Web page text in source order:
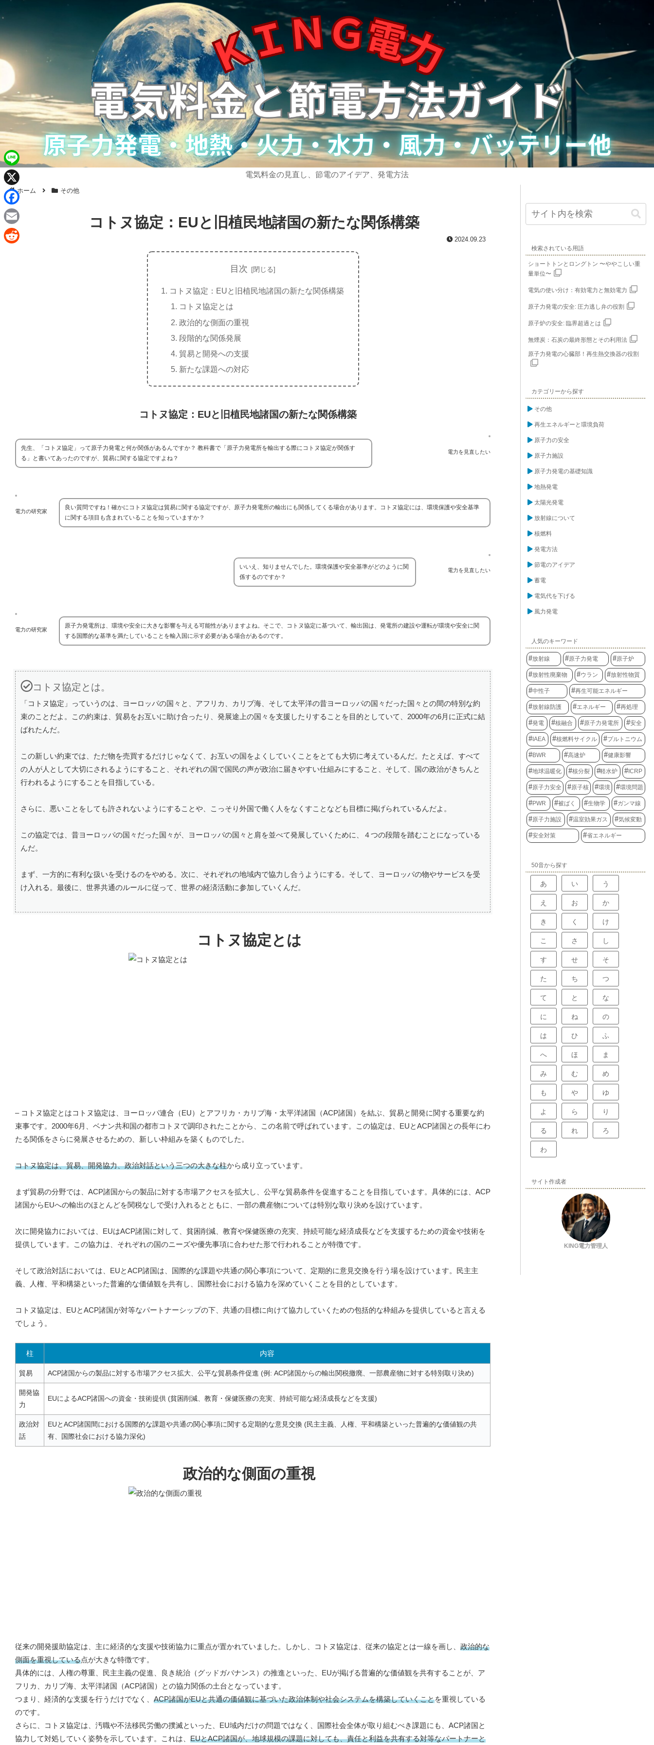
電気料金の見直し、節電のアイデア、発電方法
ホーム その他
コトヌ協定：EUと旧植民地諸国の新たな関係構築
2024.09.23
目次
コトヌ協定：EUと旧植民地諸国の新たな関係構築
コトヌ協定とは
政治的な側面の重視
段階的な関係発展
貿易と開発への支援
新たな課題への対応
コトヌ協定：EUと旧植民地諸国の新たな関係構築
電力を見直したい
先生、「コトヌ協定」って原子力発電と何か関係があるんですか？ 教科書で「原子力発電所を輸出する際にコトヌ協定が関係す
る」と書いてあったのですが、貿易に関する協定ですよね？
電力の研究家
良い質問ですね！確かにコトヌ協定は貿易に関する協定ですが、原子力発電所の輸出にも関係してくる場合があります。コトヌ協定には、環境保護や安全基準
に関する項目も含まれていることを知っていますか？
電力を見直したい
いいえ、知りませんでした。環境保護や安全基準がどのように関
係するのですか？
電力の研究家
原子力発電所は、環境や安全に大きな影響を与える可能性がありますよね。そこで、コトヌ協定に基づいて、輸出国は、発電所の建設や運転が環境や安全に関
する国際的な基準を満たしていることを輸入国に示す必要がある場合があるのです。
コトヌ協定とは。
「コトヌ協定」っていうのは、ヨーロッパの国々と、アフリカ、カリブ海、そして太平洋の昔ヨーロッパの国々だった国々との間の特別な約
束のことだよ。この約束は、貿易をお互いに助け合ったり、発展途上の国々を支援したりすることを目的としていて、2000年の6月に正式に結
ばれたんだ。
この新しい約束では、ただ物を売買するだけじゃなくて、お互いの国をよくしていくことをとても大切に考えているんだ。たとえば、すべて
の人が人として大切にされるようにすること、それぞれの国で国民の声が政治に届きやすい仕組みにすること、そして、国の政治がきちんと
行われるようにすることを目指している。
さらに、悪いことをしても許されないようにすることや、こっそり外国で働く人をなくすことなども目標に掲げられているんだよ。
この協定では、昔ヨーロッパの国々だった国々が、ヨーロッパの国々と肩を並べて発展していくために、４つの段階を踏むことになっている
んだ。
まず、一方的に有利な扱いを受けるのをやめる。次に、それぞれの地域内で協力し合うようにする。そして、ヨーロッパの物やサービスを受
け入れる。最後に、世界共通のルールに従って、世界の経済活動に参加していくんだ。
コトヌ協定とは
– コトヌ協定とはコトヌ協定は、ヨーロッパ連合（EU）とアフリカ・カリブ海・太平洋諸国（ACP諸国）を結ぶ、貿易と開発に関する重要な約
束事です。2000年6月、ベナン共和国の都市コトヌで調印されたことから、この名前で呼ばれています。この協定は、EUとACP諸国との長年にわ
たる関係をさらに発展させるための、新しい枠組みを築くものでした。
コトヌ協定は、貿易、開発協力、政治対話という三つの大きな柱から成り立っています。
まず貿易の分野では、ACP諸国からの製品に対する市場アクセスを拡大し、公平な貿易条件を促進することを目指しています。具体的には、ACP
諸国からEUへの輸出のほとんどを関税なしで受け入れるとともに、一部の農産物については特別な取り決めを設けています。
次に開発協力においては、EUはACP諸国に対して、貧困削減、教育や保健医療の充実、持続可能な経済成長などを支援するための資金や技術を
提供しています。この協力は、それぞれの国のニーズや優先事項に合わせた形で行われることが特徴です。
そして政治対話においては、EUとACP諸国は、国際的な課題や共通の関心事項について、定期的に意見交換を行う場を設けています。民主主
義、人権、平和構築といった普遍的な価値観を共有し、国際社会における協力を深めていくことを目的としています。
コトヌ協定は、EUとACP諸国が対等なパートナーシップの下、共通の目標に向けて協力していくための包括的な枠組みを提供していると言える
でしょう。
柱 内容
貿易 ACP諸国からの製品に対する市場アクセス拡大、公平な貿易条件促進 (例: ACP諸国からの輸出関税撤廃、一部農産物に対する特別取り決め)
開発協
力
EUによるACP諸国への資金・技術提供 (貧困削減、教育・保健医療の充実、持続可能な経済成長などを支援)
政治対
話
EUとACP諸国間における国際的な課題や共通の関心事項に関する定期的な意見交換 (民主主義、人権、平和構築といった普遍的な価値観の共
有、国際社会における協力深化)
政治的な側面の重視
従来の開発援助協定は、主に経済的な支援や技術協力に重点が置かれていました。しかし、コトヌ協定は、従来の協定とは一線を画し、 政治的な
側面を重視している点が大きな特徴です。
具体的には、人権の尊重、民主主義の促進、良き統治（グッドガバナンス）の推進といった、EUが掲げる普遍的な価値観を共有することが、ア
フリカ、カリブ海、太平洋諸国（ACP諸国）との協力関係の土台となっています。
つまり、経済的な支援を行うだけでなく、 ACP諸国がEUと共通の価値観に基づいた政治体制や社会システムを構築していくことを重視している
のです。
さらに、コトヌ協定は、汚職や不法移民労働の撲滅といった、EU域内だけの問題ではなく、国際社会全体が取り組むべき課題にも、ACP諸国と
協力して対処していく姿勢を示しています。これは、 EUとACP諸国が、地球規模の課題に対しても、責任と利益を共有する対等なパートナーと
検索されている用語
ショートトンとロングトン 〜ややこしい重
量単位〜
電気の使い分け：有効電力と無効電力
原子力発電の安全: 圧力逃し弁の役割
原子炉の安全: 臨界超過とは
無煙炭：石炭の最終形態とその利用法
原子力発電の心臓部！再生熱交換器の役割
カテゴリーから探す
その他
再生エネルギーと環境負荷
原子力の安全
原子力施設
原子力発電の基礎知識
地熱発電
太陽光発電
放射線について
核燃料
発電方法
節電のアイデア
蓄電
電気代を下げる
風力発電
人気のキーワード
放射線 原子力発電 原子炉
放射性廃棄物 ウラン 放射性物質
中性子 再生可能エネルギー
放射線防護 エネルギー 再処理
発電 核融合 原子力発電所 安全
IAEA 核燃料サイクル プルトニウム
BWR 高速炉 健康影響
地球温暖化 核分裂 軽水炉 ICRP
原子力安全 原子核 環境 環境問題
PWR 被ばく 生物学 ガンマ線
原子力施設 温室効果ガス 気候変動
安全対策 省エネルギー
50音から探す
あ い う
え お か
き く け
こ さ し
す せ そ
た ち つ
て と な
に ね の
は ひ ふ
へ ほ ま
み む め
も や ゆ
よ ら り
る れ ろ
わ
サイト作成者
KING電力管理人
L
n
e
X
F
a
c
E